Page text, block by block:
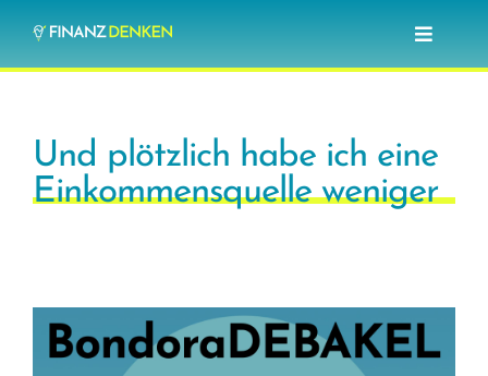
Inhalt
springen
Toggle
Investieren lernen
Über mich
Und plötzlich habe ich eine
Einkommensquelle weniger